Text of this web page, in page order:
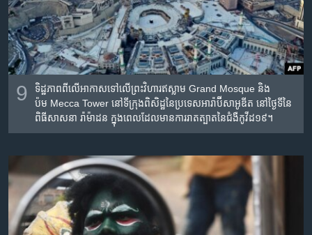
9
ទិដ្ឋភាព​ពី​លើ​អាកាស​ទៅ​លើ​ព្រះវិហារ​ឥស្លាម Grand Mosque និង​
ប៉ម Mecca Tower នៅ​ទីក្រុង​ពិសិដ្ឋ​នៃ​ប្រទេស​អារ៉ាប៊ីសាអូឌីត នៅ​ថ្ងៃ​ទី​នៃ​
ពិធី​សាសនា រ៉ាម៉ាដន ក្នុង​ពេលដែល​មាន​ការ​រាត​ត្បាត​នៃ​ជំងឺ​កូវីដ១៩។